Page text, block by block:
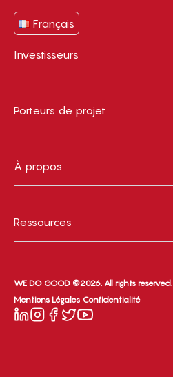
Français
Investisseurs
Porteurs de projet
À propos
Ressources
WE DO GOOD ©2026. All rights reserved.
Mentions Légales Confidentialité